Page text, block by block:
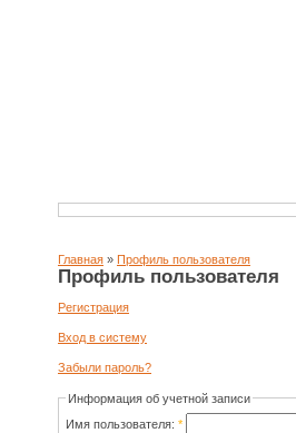
Главная » Профиль пользователя
Профиль пользователя
Регистрация
Вход в систему
Забыли пароль?
Информация об учетной записи
Имя пользователя: *